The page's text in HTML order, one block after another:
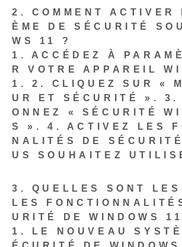
2. COMMENT ACTIVER
ÈME DE SÉCURITÉ
WS 11 ?
1. ACCÉDEZ À
R VOTRE APPAREIL
1.
2. CLIQUEZ SUR «
UR ET SÉCURITÉ ».
3.
ONNEZ « SÉCURITÉ
S ».
4. ACTIVEZ LES
NALITÉS DE
US SOUHAITEZ
3. QUELLES SONT LES
LES
URITÉ DE WINDOWS
1.
LE NOUVEAU